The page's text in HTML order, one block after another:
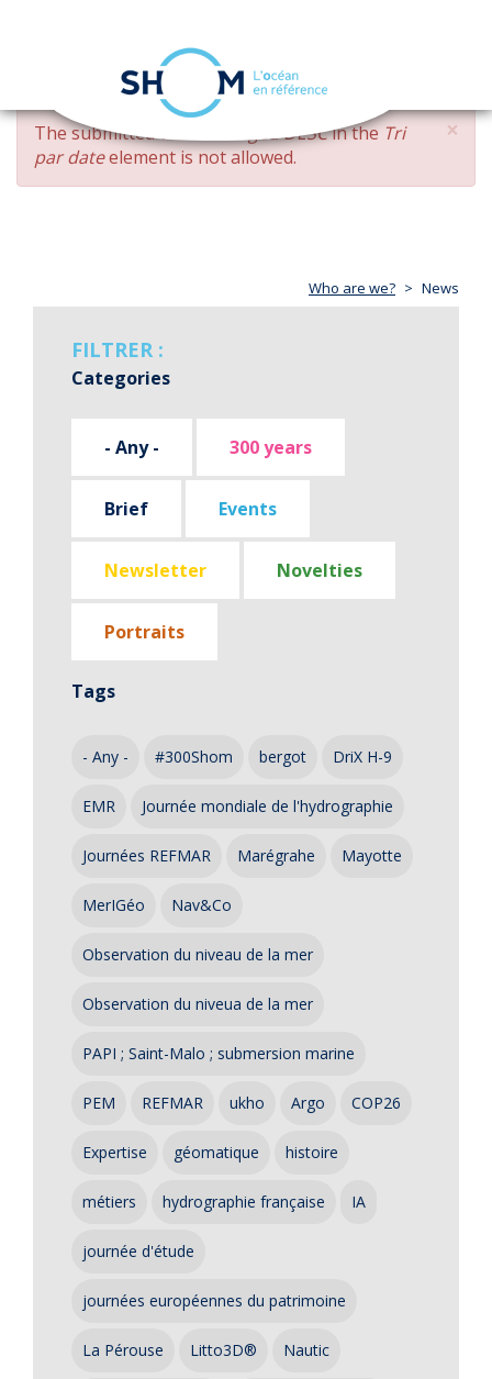
Skip
main
content
navigation
×
ERROR
MESSAGE
The submitted value changed DESCin the Tri
par dateelement is not allowed.
Who are we? News
FILTRER :
Categories
- Any - 300 years
Brief Events
Newsletter Novelties
Portraits
Tags
- Any - #300Shom bergot DriX H-9
EMR Journée mondiale de l'hydrographie
Journées REFMAR Marégrahe Mayotte
MerIGéo Nav&Co
Observation du niveau de la mer
Observation du niveua de la mer
PAPI ; Saint-Malo ; submersion marine
PEM REFMAR ukho Argo COP26
Expertise géomatique histoire
métiers hydrographie française IA
journée d'étude
journées européennes du patrimoine
La Pérouse Litto3D® Nautic